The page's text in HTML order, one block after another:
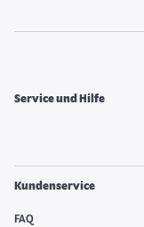
Service und Hilfe
Kundenservice
FAQ